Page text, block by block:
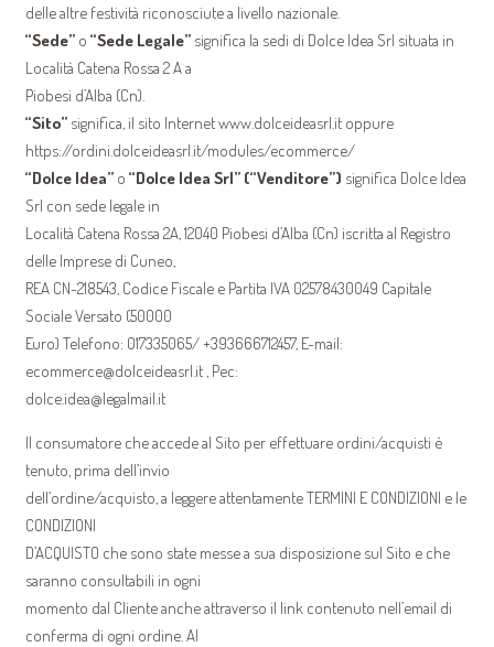
delle altre festività riconosciute a livello nazionale.
“Sede” o “Sede Legale”significa la sedi di Dolce Idea Srl situata in
Località Catena Rossa 2 A a
Piobesi d’Alba (Cn).
“Sito”significa, il sito Internet www.dolceideasrl.it oppure
https://ordini.dolceideasrl.it/modules/ecommerce/
“Dolce Idea”o “Dolce Idea Srl” (“Venditore”) significa Dolce Idea
Srl con sede legale in
Località Catena Rossa 2A, 12040 Piobesi d’Alba (Cn) iscritta al Registro
delle Imprese di Cuneo,
REA CN-218543, Codice Fiscale e Partita IVA 02578430049 Capitale
Sociale Versato (50000
Euro) Telefono: 017335065/ +393666712457, E-mail:
ecommerce@dolceideasrl.it , Pec:
dolce.idea@legalmail.it
Il consumatore che accede al Sito per effettuare ordini/acquisti è
tenuto, prima dell’invio
dell’ordine/acquisto, a leggere attentamente TERMINI E CONDIZIONI e le
CONDIZIONI
D’ACQUISTO che sono state messe a sua disposizione sul Sito e che
saranno consultabili in ogni
momento dal Cliente anche attraverso il link contenuto nell’email di
conferma di ogni ordine. Al